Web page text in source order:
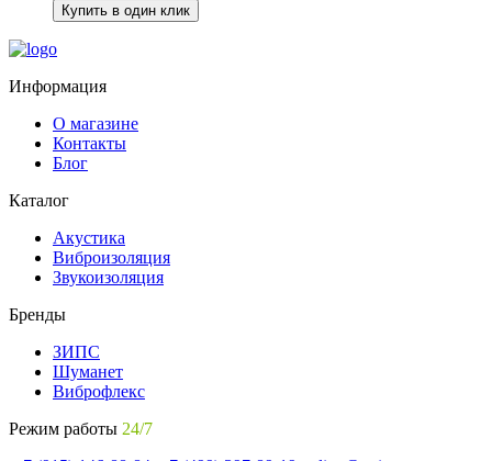
Купить в один клик
Информация
О магазине
Контакты
Блог
Каталог
Акустика
Виброизоляция
Звукоизоляция
Бренды
ЗИПС
Шуманет
Виброфлекс
Режим работы 24/7